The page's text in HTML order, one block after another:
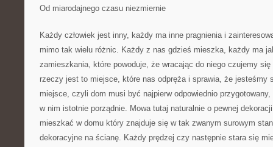
Od miarodajnego czasu niezmiernie
Każdy człowiek jest inny, każdy ma inne pragnienia i
mimo tak wielu różnic. Każdy z nas gdzieś mieszka, każdy ma
zamieszkania, które powoduje, że wracając do niego czujemy
rzeczy jest to miejsce, które nas odpręża i sprawia, że jesteśmy
miejsce, czyli dom musi być najpierw odpowiednio
w nim istotnie porządnie. Mowa tutaj naturalnie o pewnej
mieszkać w domu który znajduje się w tak zwanym surowym
dekoracyjne na ścianę. Każdy prędzej czy następnie stara się